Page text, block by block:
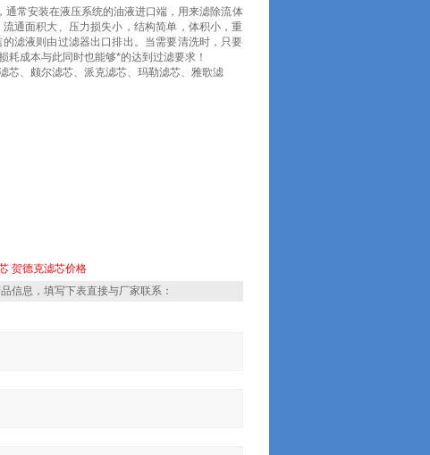
常安装在液压系统的油液进口端，用来滤除流体
通面积大、压力损失小，结构简单，体积小，重
滤液则由过滤器出口排出。当需要清洗时，只要
耗成本与此同时也能够*的达到过滤要求！
芯、颇尔滤芯、派克滤芯、玛勒滤芯、雅歌滤
贺德克滤芯价格
信息，填写下表直接与厂家联系：